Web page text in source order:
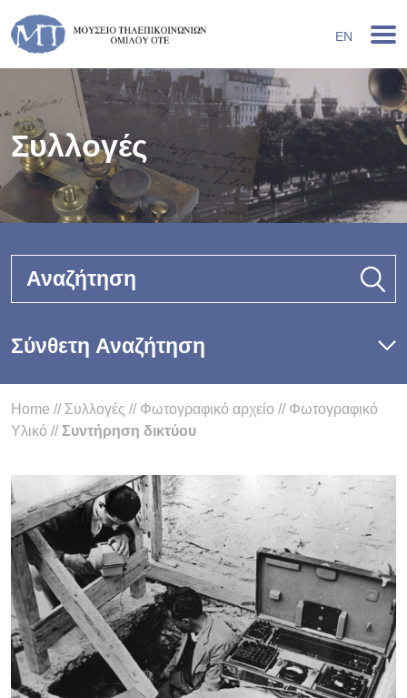
EN
Συλλογές
Αναζήτηση
Σύνθετη Αναζήτηση
Home // Συλλογές // Φωτογραφικό αρχείο // Φωτογραφικό
Υλικό //Συντήρηση δικτύου